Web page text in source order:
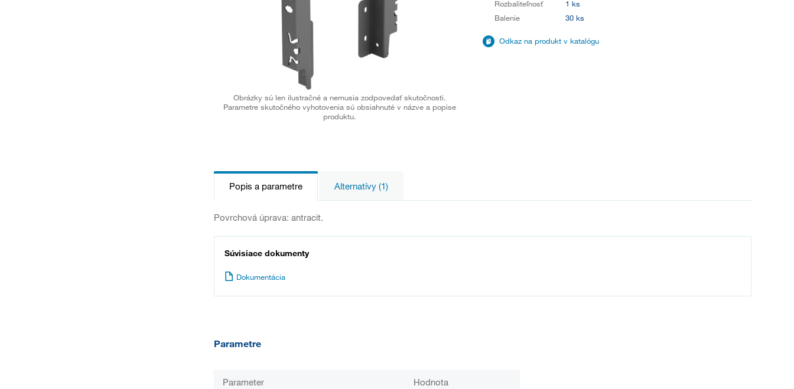
Obrázky sú len ilustračné a nemusia zodpovedať skutočnosti.
Parametre skutočného vyhotovenia sú obsiahnuté v názve a popise
produktu.
Rozbaliteľnosť
1 ks
Balenie
30 ks
Odkaz na produkt v katalógu
Popis a parametre Alternatívy (1)
Povrchová úprava: antracit.
Súvisiace dokumenty
Dokumentácia
Parametre
Parameter Hodnota